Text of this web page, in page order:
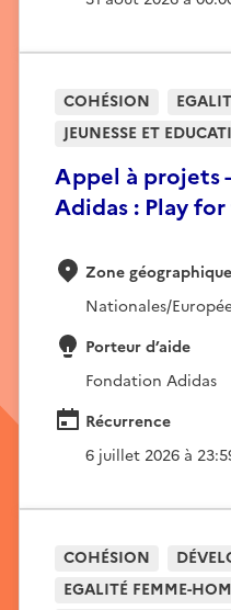
Appel à projets
Adidas : Play
COHÉSION
JEUNESSE ET
Zone géographique
Nationales/
Porteur d’aide
Fondation Adidas
Récurrence
6 juillet 2026 à
COHÉSION
EGALITÉ FEMME-